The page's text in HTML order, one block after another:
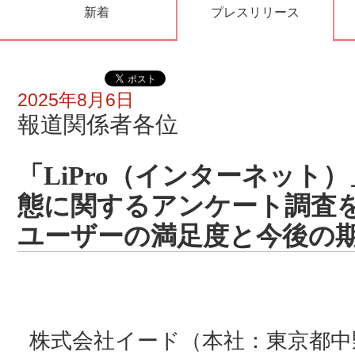
新着 プレスリリース
2025年8月6日
報道関係者各位
「LiPro（インターネット
態に関するアンケート調査
ユーザーの満足度と今後の
株式会社イード（本社：東京都